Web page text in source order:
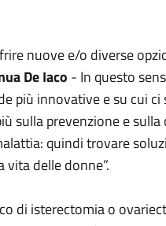
nuove e/o diverse
De Iaco - In questo
più innovative e su cui
sulla prevenzione e
quindi trovare
delle donne”.
di isterectomia o